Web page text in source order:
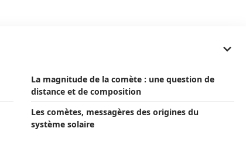
La magnitude de la comète : une question de
distance et de composition
Les comètes, messagères des origines du
système solaire